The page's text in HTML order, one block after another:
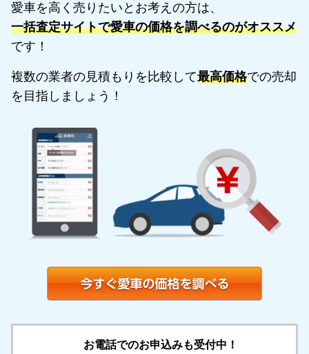
愛車を高く売りたいとお考えの方は、
一括査定サイトで愛車の価格を調べるのがオススメ
です！
複数の業者の見積もりを比較して最高価格での売却
を目指しましょう！
お電話でのお申込みも受付中！